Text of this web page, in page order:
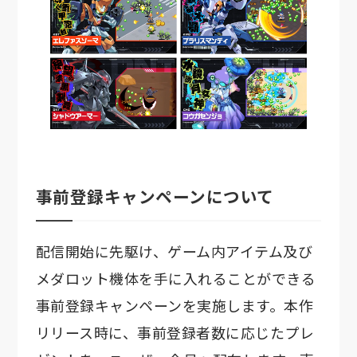
事前登録キャンペーンについて
配信開始に先駆け、ゲーム内アイテム及び
メダロット機体を手に入れることができる
事前登録キャンペーンを実施します。本作
リリース時に、事前登録者数に応じたプレ